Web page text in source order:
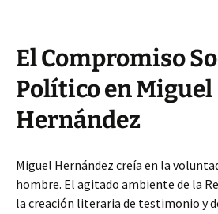
El Compromiso
Político en Miguel
Hernández
Miguel Hernández creía en la
hombre. El agitado ambiente de la
la creación literaria de testimonio y